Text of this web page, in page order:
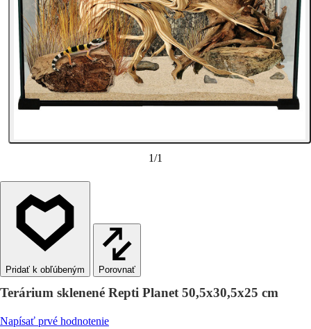
1/1
Porovnať
Terárium sklenené Repti Planet 50,5x30,5x25 cm
Napísať prvé hodnotenie